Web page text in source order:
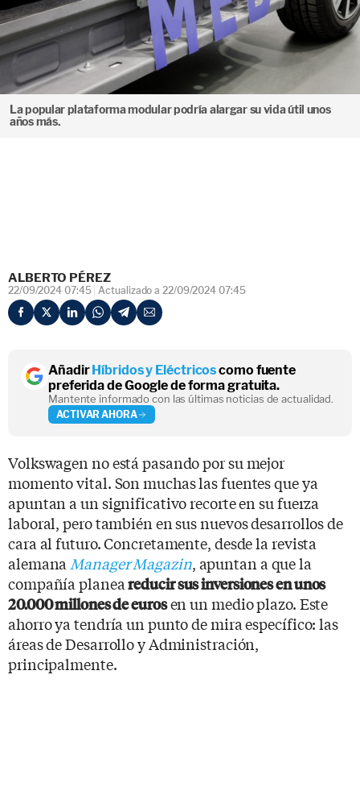
La popular plataforma modular podría alargar su vida útil unos
años más.
ALBERTO PÉREZ
22/09/2024 07:45 Actualizado a 22/09/2024 07:45
AñadirHíbridos y Eléctricoscomo fuente
preferida de Google de forma gratuita.
Mantente informado con las últimas noticias de actualidad.
ACTIVAR AHORA
Volkswagen no está pasando por su mejor
momento vital. Son muchas las fuentes que ya
apuntan a un significativo recorte en su fuerza
laboral, pero también en sus nuevos desarrollos de
cara al futuro. Concretamente, desde la revista
alemana Manager Magazin, apuntan a que la
compañía planeareducir sus inversiones en unos
20.000 millones de eurosen un medio plazo. Este
ahorro ya tendría un punto de mira específico: las
áreas de Desarrollo y Administración,
principalmente.